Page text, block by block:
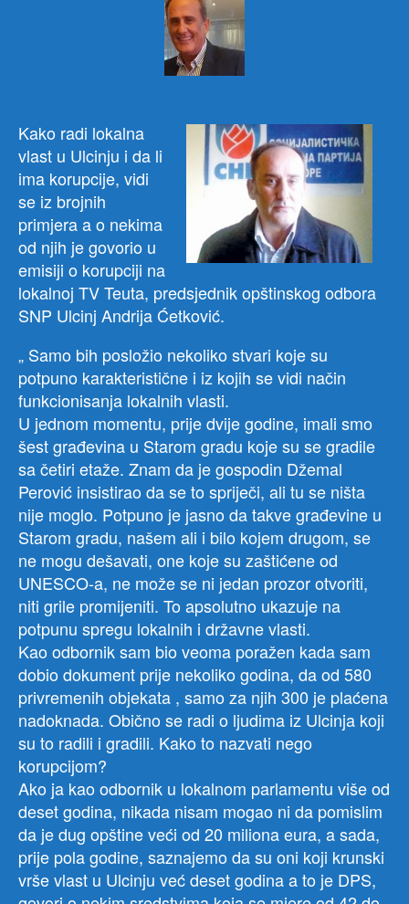
Kako radi lokalna
vlast u Ulcinju i da li
ima korupcije, vidi
se iz brojnih
primjera a o nekima
od njih je govorio u
emisiji o korupciji na
lokalnoj TV Teuta, predsjednik opštinskog odbora
SNP Ulcinj Andrija Ćetković.
„ Samo bih posložio nekoliko stvari koje su
potpuno karakteristične i iz kojih se vidi način
funkcionisanja lokalnih vlasti.
U jednom momentu, prije dvije godine, imali smo
šest građevina u Starom gradu koje su se gradile
sa četiri etaže. Znam da je gospodin Džemal
Perović insistirao da se to spriječi, ali tu se ništa
nije moglo. Potpuno je jasno da takve građevine u
Starom gradu, našem ali i bilo kojem drugom, se
ne mogu dešavati, one koje su zaštićene od
UNESCO-a, ne može se ni jedan prozor otvoriti,
niti grile promijeniti. To apsolutno ukazuje na
potpunu spregu lokalnih i državne vlasti.
Kao odbornik sam bio veoma poražen kada sam
dobio dokument prije nekoliko godina, da od 580
privremenih objekata , samo za njih 300 je plaćena
nadoknada. Obično se radi o ljudima iz Ulcinja koji
su to radili i gradili. Kako to nazvati nego
korupcijom?
Ako ja kao odbornik u lokalnom parlamentu više od
deset godina, nikada nisam mogao ni da pomislim
da je dug opštine veći od 20 miliona eura, a sada,
prije pola godine, saznajemo da su oni koji krunski
vrše vlast u Ulcinju već deset godina a to je DPS,